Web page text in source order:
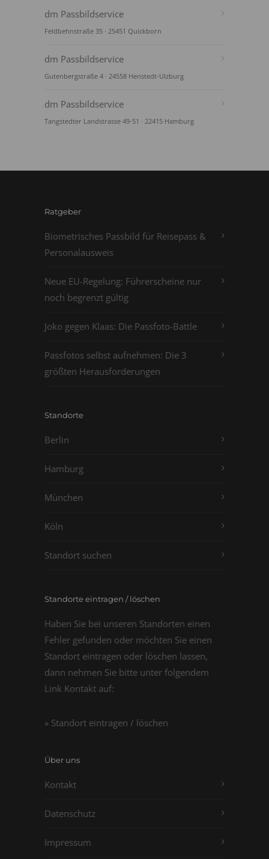
dm Passbildservice
Feldbehnstraße 35 · 25451 Quickborn
dm Passbildservice
Gutenbergstraße 4 · 24558 Henstedt-Ulzburg
dm Passbildservice
Tangstedter Landstrasse 49-51 · 22415 Hamburg
Ratgeber
Biometrisches Passbild für Reisepass &
Personalausweis
Neue EU-Regelung: Führerscheine nur
noch begrenzt gültig
Joko gegen Klaas: Die Passfoto-Battle
Passfotos selbst aufnehmen: Die 3
größten Herausforderungen
Standorte
Berlin
Hamburg
München
Köln
Standort suchen
Standorte eintragen / löschen
Haben Sie bei unseren Standorten einen
Fehler gefunden oder möchten Sie einen
Standort eintragen oder löschen lassen,
dann nehmen Sie bitte unter folgendem
Link Kontakt auf:
» Standort eintragen / löschen
Über uns
Kontakt
Datenschutz
Impressum